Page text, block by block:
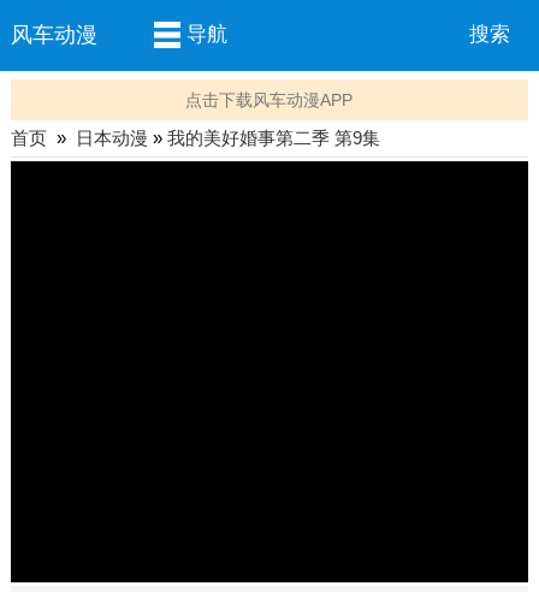
风车动漫 导航 搜索
点击下载风车动漫APP
首页» 日本动漫 » 我的美好婚事第二季 第9集